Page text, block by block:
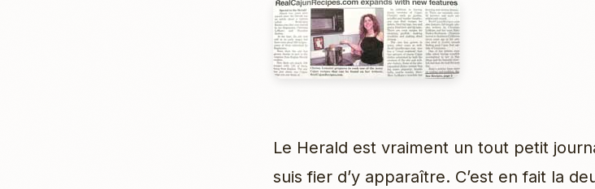
Le Herald est vraiment un tout petit
suis fier d’y apparaître. C’est en fait la